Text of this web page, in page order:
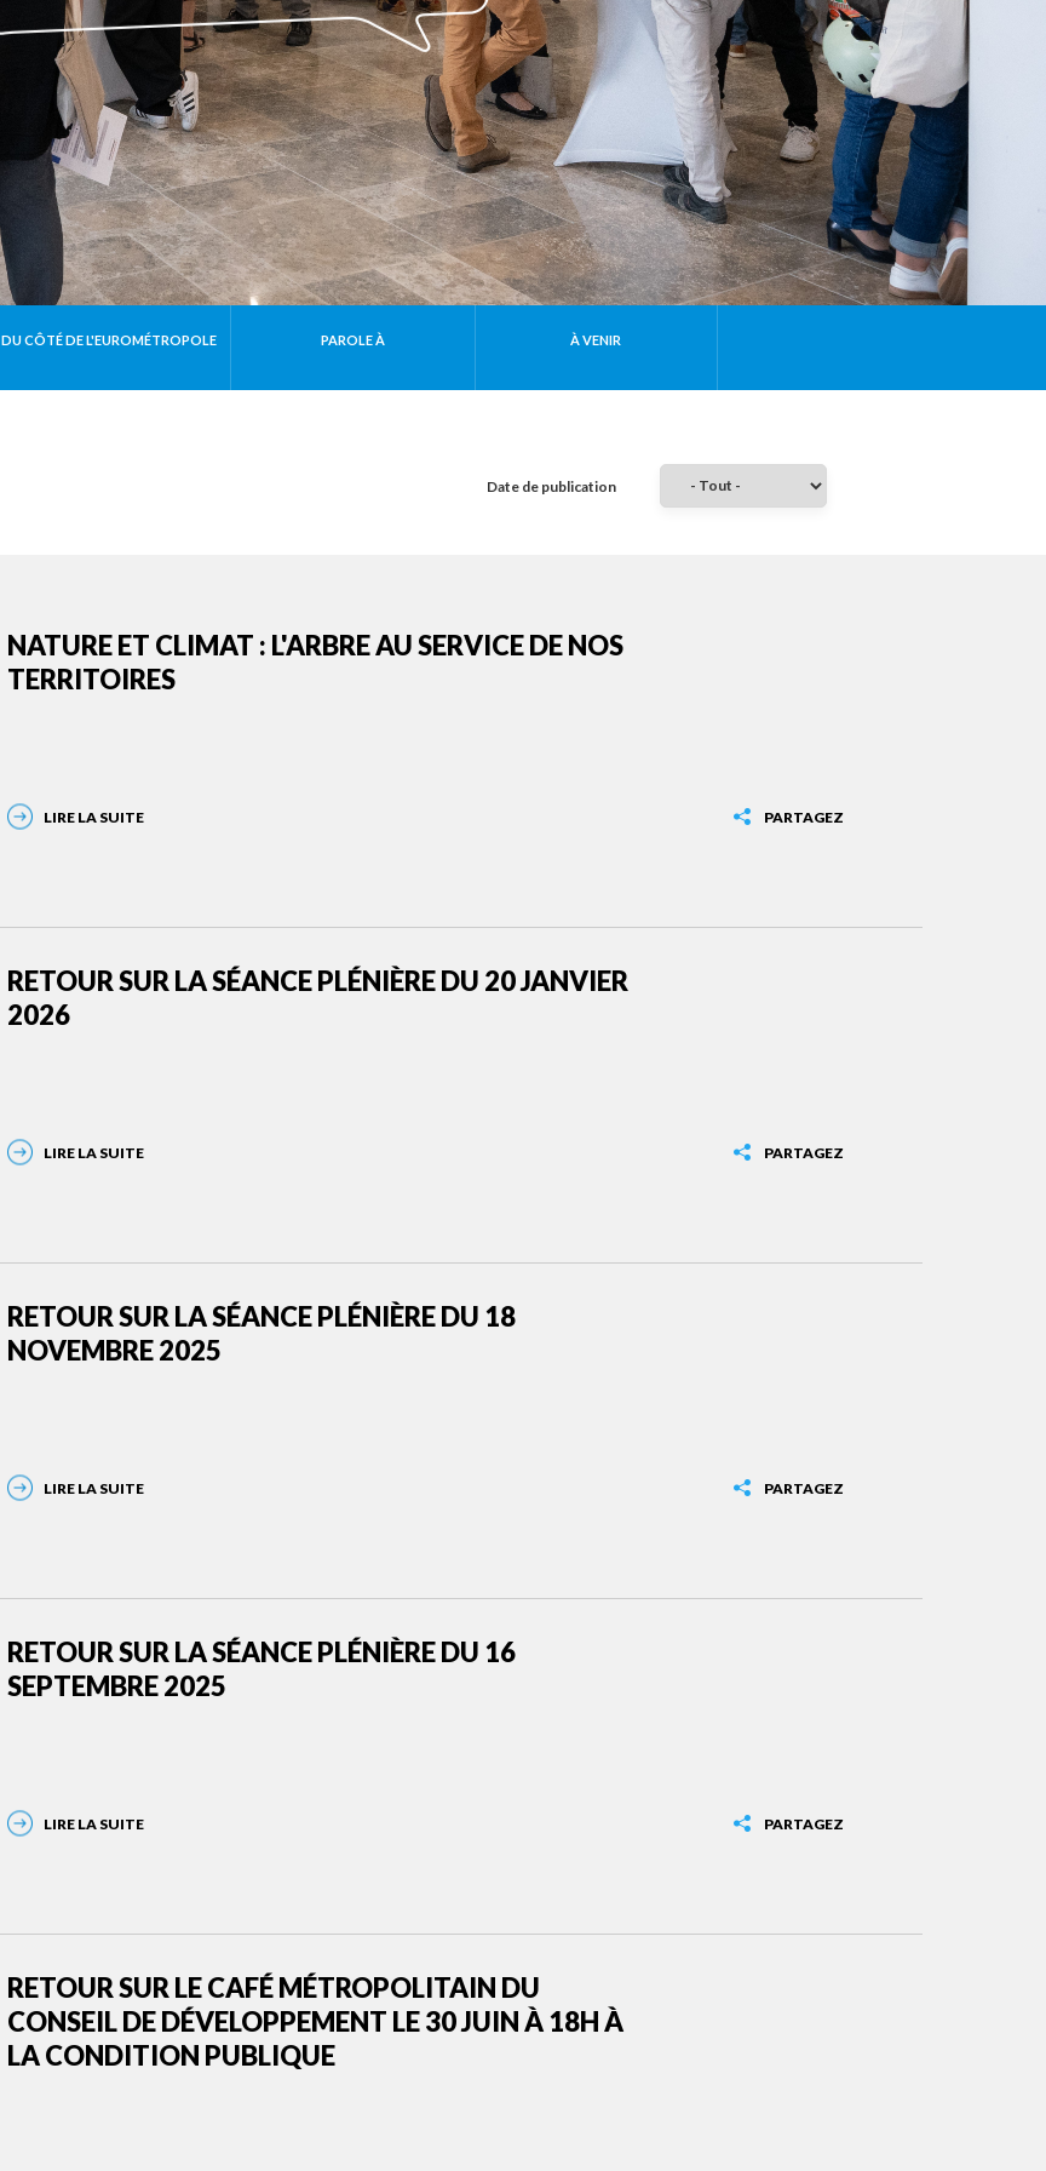
DU CÔTÉ DE L'EUROMÉTROPOLE PAROLE À À VENIR
NATURE ET CLIMAT : L'ARBRE AU SERVICE DE NOS
TERRITOIRES
LIRE LA SUITE PARTAGEZ
RETOUR SUR LA SÉANCE PLÉNIÈRE DU 20 JANVIER
2026
LIRE LA SUITE PARTAGEZ
RETOUR SUR LA SÉANCE PLÉNIÈRE DU 18
NOVEMBRE 2025
LIRE LA SUITE PARTAGEZ
RETOUR SUR LA SÉANCE PLÉNIÈRE DU 16
SEPTEMBRE 2025
LIRE LA SUITE PARTAGEZ
RETOUR SUR LE CAFÉ MÉTROPOLITAIN DU
CONSEIL DE DÉVELOPPEMENT LE 30 JUIN À 18H À
LA CONDITION PUBLIQUE